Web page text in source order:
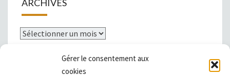
Gérer le consentement aux
cookies
ARCHIVES
Archives